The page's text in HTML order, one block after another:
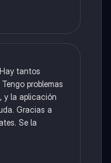
tantos
problemas
y la aplicación
Gracias a
Se la